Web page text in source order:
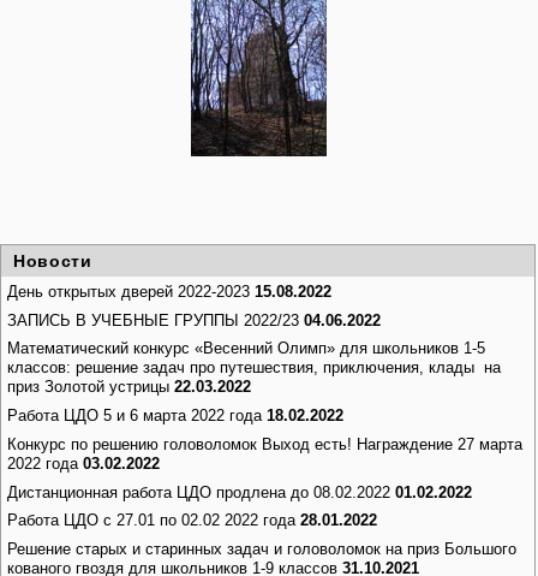
Новости
День открытых дверей 2022-2023 15.08.2022
ЗАПИСЬ В УЧЕБНЫЕ ГРУППЫ 2022/23 04.06.2022
Математический конкурс «Весенний Олимп» для школьников 1-5
классов: решение задач про путешествия, приключения, клады на
приз Золотой устрицы 22.03.2022
Работа ЦДО 5 и 6 марта 2022 года 18.02.2022
Конкурс по решению головоломок Выход есть! Награждение 27 марта
2022 года 03.02.2022
Дистанционная работа ЦДО продлена до 08.02.2022 01.02.2022
Работа ЦДО с 27.01 по 02.02 2022 года 28.01.2022
Решение старых и старинных задач и головоломок на приз Большого
кованого гвоздя для школьников 1-9 классов 31.10.2021